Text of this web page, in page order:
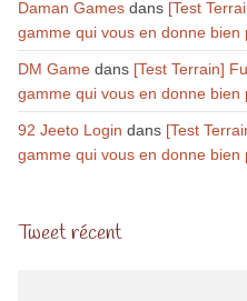
Daman Gamesdans [Test
gamme qui vous en donne bien
DM Gamedans [Test Terrain]
gamme qui vous en donne bien
92 Jeeto Login dans [Test
gamme qui vous en donne bien
Tweet récent